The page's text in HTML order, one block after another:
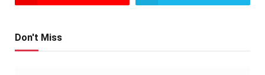
Don't Miss